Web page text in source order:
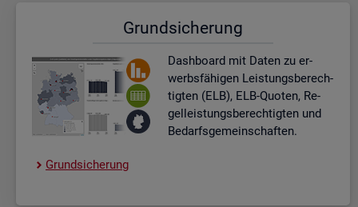
Grund­si­che­rung
Dash­board mit Daten zu er­
werbs­fä­hi­gen Leis­tungs­be­rech­
tig­ten (ELB), ELB-Quo­ten, Re­
gel­leis­tungs­be­rech­tig­ten und
Be­darfs­ge­mein­schaf­ten.
Grund­si­che­rung